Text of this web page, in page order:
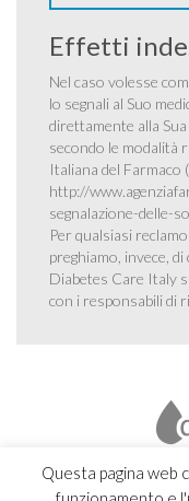
Questa pagina web
Effetti
Nel caso volesse
lo segnali al Suo
direttamente alla
secondo le modalità
Italiana del Farmaco
http://
segnalazione-delle-
Per qualsiasi
preghiamo, invece,
Diabetes Care Italy
con i responsabili di